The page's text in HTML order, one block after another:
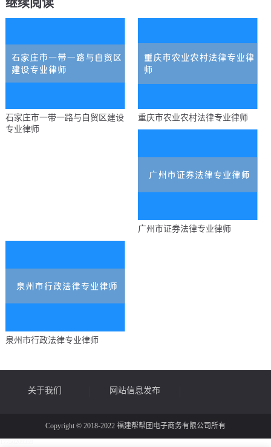
继续阅读
石家庄市一带一路与自贸区建设
专业律师
重庆市农业农村法律专业律师
广州市证券法律专业律师
泉州市行政法律专业律师
关于我们 网站信息发布
Copyright © 2018-2022 福建帮帮团电子商务有限公司所有